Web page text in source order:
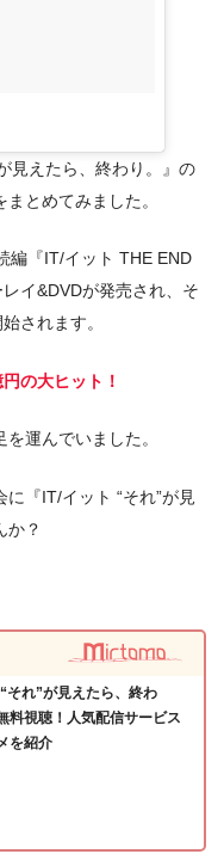
見えたら、終わり。』の
とめてみました。
編『IT/イット THE END
イ&DVDが発売され、そ
されます。
の大ヒット！
運んでいました。
『IT/イット “それ”が見
か？
それ”が見えたら、終わ
料視聴！人気配信サービス
を紹介